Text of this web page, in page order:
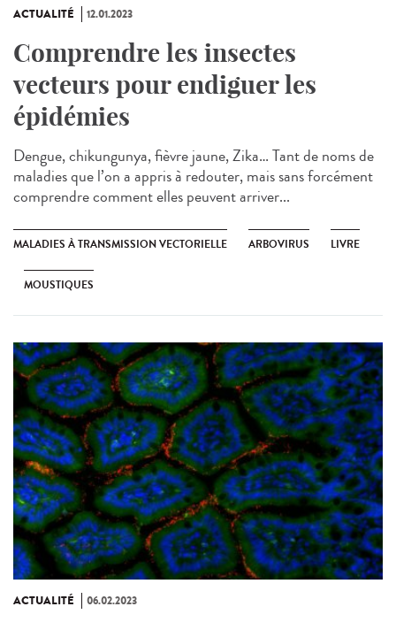
ACTUALITÉ 12.01.2023
Comprendre les insectes
vecteurs pour endiguer les
épidémies
Dengue, chikungunya, fièvre jaune, Zika… Tant de noms de
maladies que l’on a appris à redouter, mais sans forcément
comprendre comment elles peuvent arriver...
MALADIES À TRANSMISSION VECTORIELLE ARBOVIRUS LIVRE
MOUSTIQUES
ACTUALITÉ 06.02.2023